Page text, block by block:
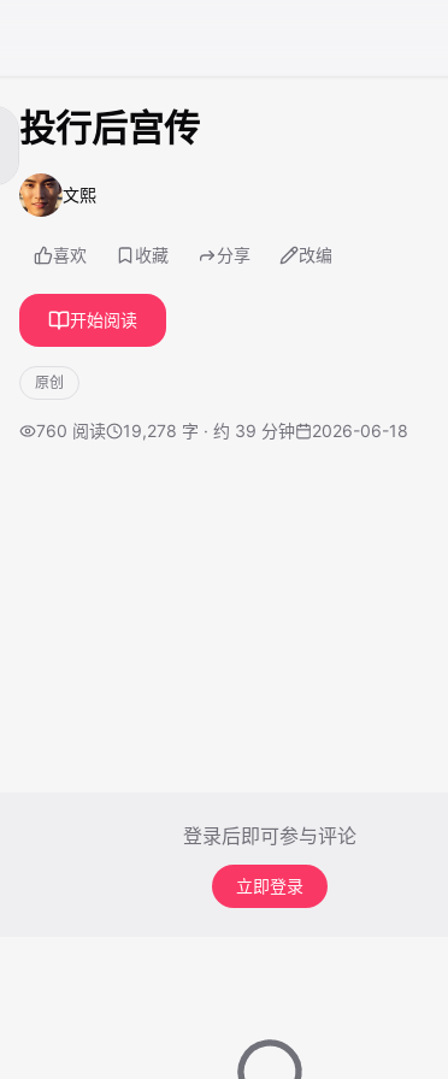
投行后宫传
文熙
喜欢 收藏 分享 改编
开始阅读
原创
760 阅读 19,278 字 · 约 39 分钟 2026-06-18
登录后即可参与评论
立即登录